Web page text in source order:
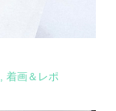
着画＆レポ